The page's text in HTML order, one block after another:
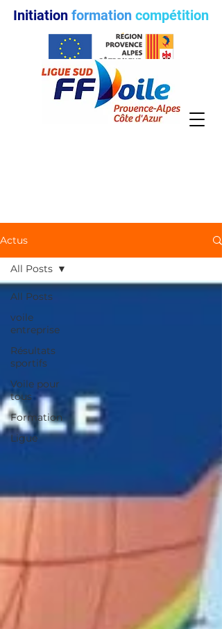
Initiation formation compétition
Actus
All Posts
voile
entreprise
Résultats
sportifs
Voile pour
tous
Formation
Ligue
All Posts